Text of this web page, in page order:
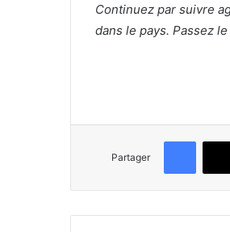
Continuez par suivre
dans le pays. Passez
Partager